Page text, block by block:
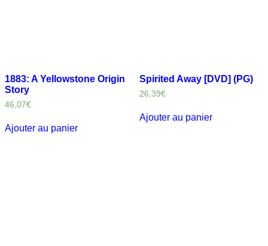
1883: A Yellowstone Origin
Story
46,07€
Ajouter au panier
Spirited Away [DVD] (PG)
26,39€
Ajouter au panier